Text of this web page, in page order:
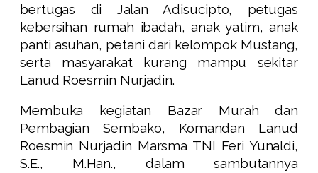
bertugas di Jalan Adisucipto, petugas
kebersihan rumah ibadah, anak yatim, anak
panti asuhan, petani dari kelompok Mustang,
serta masyarakat kurang mampu sekitar
Lanud Roesmin Nurjadin.
Membuka kegiatan Bazar Murah dan
Pembagian Sembako, Komandan Lanud
Roesmin Nurjadin Marsma TNI Feri Yunaldi,
S.E., M.Han., dalam sambutannya